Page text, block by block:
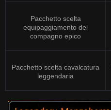
Pacchetto scelta
equipaggiamento del
compagno epico
Pacchetto scelta cavalcatura
leggendaria